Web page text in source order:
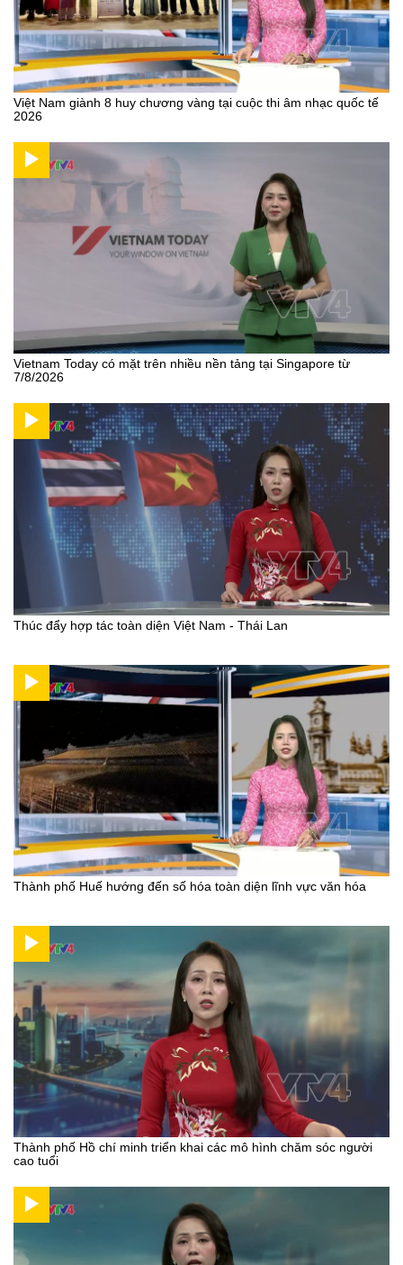
Việt Nam giành 8 huy chương vàng tại cuộc thi âm nhạc quốc tế
2026
Vietnam Today có mặt trên nhiều nền tảng tại Singapore từ
7/8/2026
Thúc đẩy hợp tác toàn diện Việt Nam - Thái Lan
Thành phố Huế hướng đến số hóa toàn diện lĩnh vực văn hóa
Thành phố Hồ chí minh triển khai các mô hình chăm sóc người
cao tuổi